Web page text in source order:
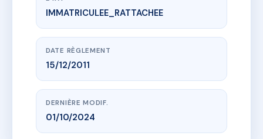
www.vme.plus/AA7013675
DOMAINE DE L OSARI
LIEU DIT PRATU MORIANI PLAGE
IMMATRICULEE_RATTACHEE
DATE RÈGLEMENT
15/12/2011
DERNIÈRE MODIF.
01/10/2024